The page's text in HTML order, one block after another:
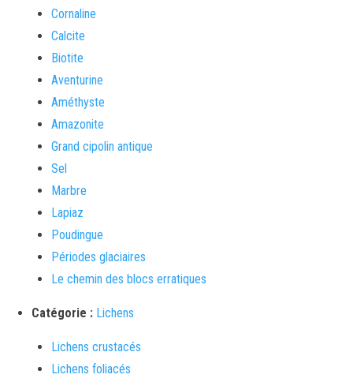
Cornaline
Calcite
Biotite
Aventurine
Améthyste
Amazonite
Grand cipolin antique
Sel
Marbre
Lapiaz
Poudingue
Périodes glaciaires
Le chemin des blocs erratiques
Catégorie : Lichens
Lichens crustacés
Lichens foliacés